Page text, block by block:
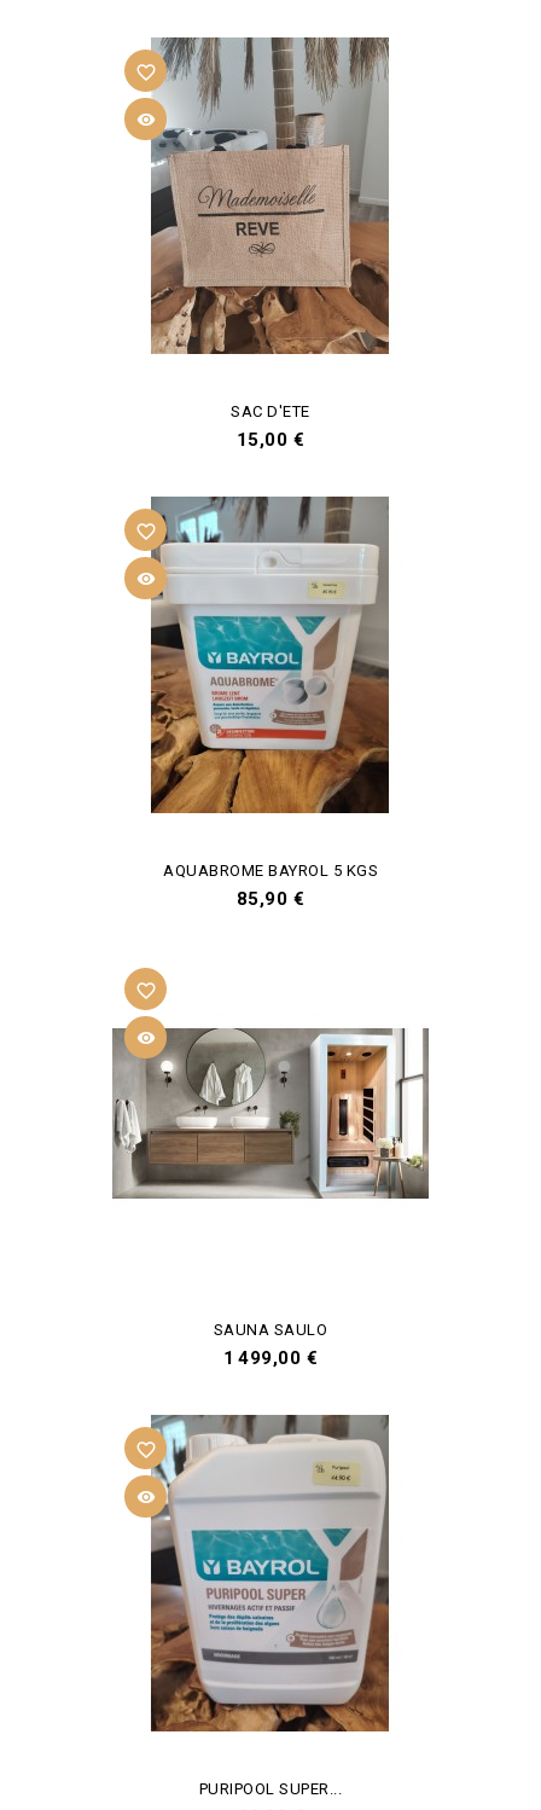

favorite_border
SAC D'ETE
Prix
15,00 €

favorite_border
AQUABROME BAYROL 5 KGS
Prix
85,90 €

favorite_border
SAUNA SAULO
Prix
1 499,00 €

favorite_border
PURIPOOL SUPER...